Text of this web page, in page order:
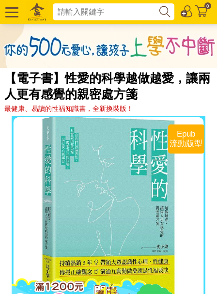
0
【電子書】性愛的科學越做越愛，讓兩
人更有感覺的親密處方箋
最健康、易讀的性福知識書，全新換裝版！
Epub
流動版型